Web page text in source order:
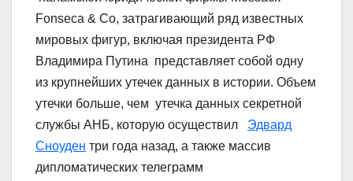
Fonseca & Co, затрагивающий ряд известных
мировых фигур, включая президента РФ
Владимира Путина представляет собой одну
из крупнейших утечек данных в истории. Объем
утечки больше, чем утечка данных секретной
службы АНБ, которую осуществил Эдвард
Сноуден три года назад, а также массив
дипломатических телеграмм